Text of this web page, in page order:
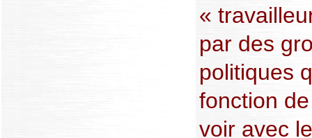
«
par des
politiques
fonction
voir avec